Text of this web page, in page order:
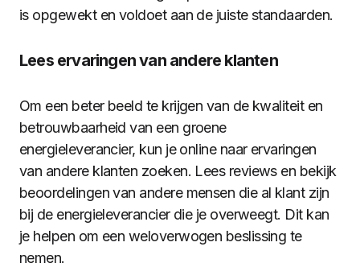
is opgewekt en voldoet aan de juiste standaarden.
Lees ervaringen van andere klanten
Om een beter beeld te krijgen van de kwaliteit en
betrouwbaarheid van een groene
energieleverancier, kun je online naar ervaringen
van andere klanten zoeken. Lees reviews en bekijk
beoordelingen van andere mensen die al klant zijn
bij de energieleverancier die je overweegt. Dit kan
je helpen om een weloverwogen beslissing te
nemen.